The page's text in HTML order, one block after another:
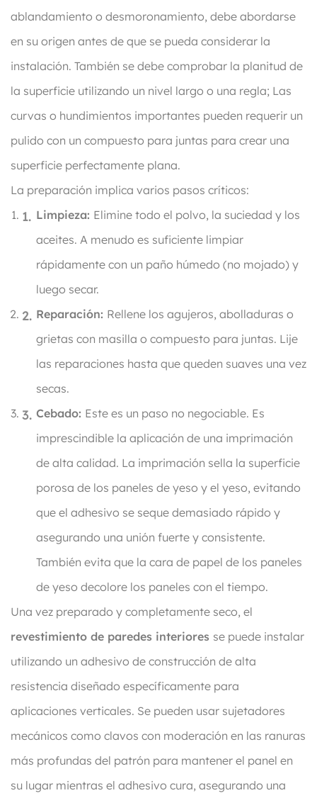
ablandamiento o desmoronamiento, debe abordarse
en su origen antes de que se pueda considerar la
instalación. También se debe comprobar la planitud de
la superficie utilizando un nivel largo o una regla; Las
curvas o hundimientos importantes pueden requerir un
pulido con un compuesto para juntas para crear una
superficie perfectamente plana.
La preparación implica varios pasos críticos:
Limpieza: Elimine todo el polvo, la suciedad y los
aceites. A menudo es suficiente limpiar
rápidamente con un paño húmedo (no mojado) y
luego secar.
Reparación: Rellene los agujeros, abolladuras o
grietas con masilla o compuesto para juntas. Lije
las reparaciones hasta que queden suaves una vez
secas.
Cebado: Este es un paso no negociable. Es
imprescindible la aplicación de una imprimación
de alta calidad. La imprimación sella la superficie
porosa de los paneles de yeso y el yeso, evitando
que el adhesivo se seque demasiado rápido y
asegurando una unión fuerte y consistente.
También evita que la cara de papel de los paneles
de yeso decolore los paneles con el tiempo.
Una vez preparado y completamente seco, el
revestimiento de paredes interiores se puede instalar
utilizando un adhesivo de construcción de alta
resistencia diseñado específicamente para
aplicaciones verticales. Se pueden usar sujetadores
mecánicos como clavos con moderación en las ranuras
más profundas del patrón para mantener el panel en
su lugar mientras el adhesivo cura, asegurando una